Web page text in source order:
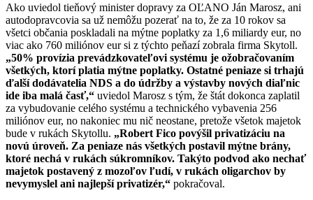
Ako uviedol tieňový minister dopravy za OĽANO Ján Marosz, ani
autodopravcovia sa už nemôžu pozerať na to, že za 10 rokov sa
všetci občania poskladali na mýtne poplatky za 1,6 miliardy eur, no
viac ako 760 miliónov eur si z týchto peňazí zobrala firma Skytoll.
„50% provízia prevádzkovateľovi systému je ožobračovaním
všetkých, ktorí platia mýtne poplatky. Ostatné peniaze si trhajú
ďalší dodávatelia NDS a do údržby a výstavby nových diaľnic
ide iba malá časť,“ uviedol Marosz s tým, že štát dokonca zaplatil
za vybudovanie celého systému a technického vybavenia 256
miliónov eur, no nakoniec mu nič neostane, pretože všetok majetok
bude v rukách Skytollu. „Robert Fico povýšil privatizáciu na
novú úroveň. Za peniaze nás všetkých postavil mýtne brány,
ktoré nechá v rukách súkromníkov. Takýto podvod ako nechať
majetok postavený z mozoľov ľudí, v rukách oligarchov by
nevymyslel ani najlepší privatizér,“ pokračoval.